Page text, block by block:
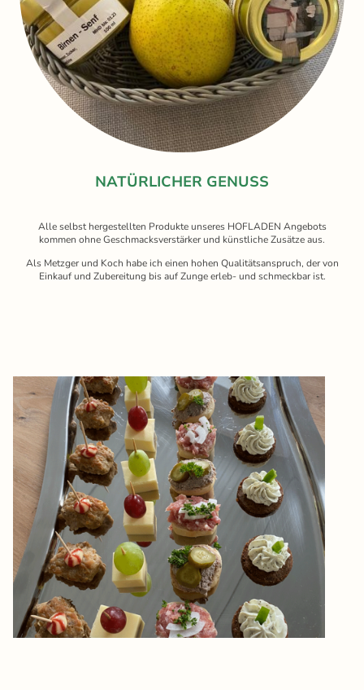
NATÜRLICHER GENUSS
Alle selbst hergestellten Produkte unseres HOFLADEN Angebots
kommen ohne Geschmacksverstärker und künstliche Zusätze aus.
Als Metzger und Koch habe ich einen hohen Qualitätsanspruch, der von
Einkauf und Zubereitung bis auf Zunge erleb- und schmeckbar ist.